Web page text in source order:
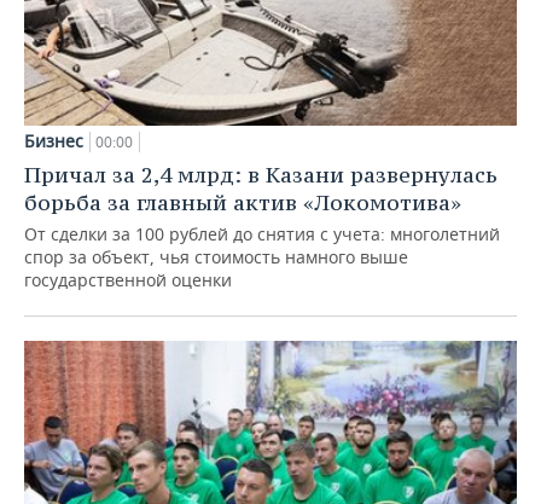
Бизнес 00:00
Причал за 2,4 млрд: в Казани развернулась
борьба за главный актив «Локомотива»
От сделки за 100 рублей до снятия с учета: многолетний
спор за объект, чья стоимость намного выше
государственной оценки